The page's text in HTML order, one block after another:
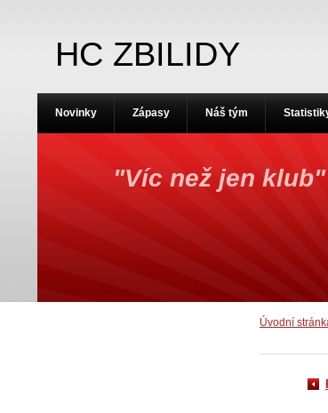
HC ZBILIDY
"Víc než jen klub"
Úvodní
Novinky Zápasy Náš tým